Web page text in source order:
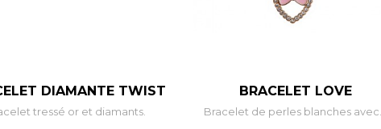
DIAMANTE TWIST
tressé or et diamants.
– + BRACELET LOVE
Bracelet de perles blanches avec...
+